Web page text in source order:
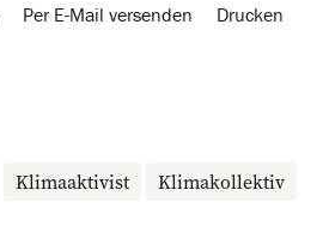
Per E-Mail versenden Drucken
Klimaaktivist
Klimakollektiv